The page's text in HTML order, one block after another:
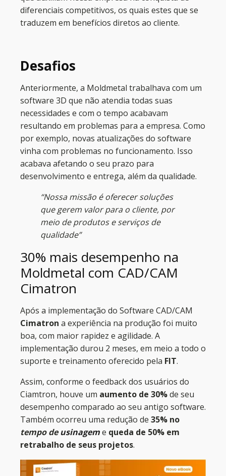
diferenciais competitivos, os quais estes que se
traduzem em benefícios diretos ao cliente.
Desafios
Anteriormente, a Moldmetal trabalhava com um
software 3D que não atendia todas suas
necessidades e com o tempo acabavam
resultando em problemas para a empresa. Como
por exemplo, novas atualizações do software
vinha com problemas no funcionamento. Isso
acabava afetando o seu prazo para
desenvolvimento e entrega, além da qualidade.
“Nossa missão é oferecer soluções
que gerem valor para o cliente, por
meio de produtos e serviços de
qualidade”
30% mais desempenho na
Moldmetal com CAD/CAM
Cimatron
Após a implementação do Software CAD/CAM
Cimatron a experiência na produção foi muito
boa, com maior rapidez e agilidade. A
implementação durou 2 meses, em meio a todo o
suporte e treinamento oferecido pela FIT.
Assim, conforme o feedback dos usuários do
Ciamtron, houve um aumento de 30%de seu
desempenho comparado ao seu antigo software.
Também ocorreu uma redução de 35% no
tempo deusinageme queda de 50% em
retrabalho de seus projetos.